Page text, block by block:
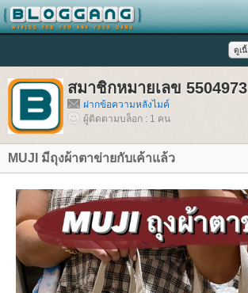
สมาชิกหมายเลข 5504973
ฝากข้อความหลังไมค์
ผู้ติดตามบล็อก : 1 คน
MUJI มีถุงผ้าตาข่ายกับเค้าแล้ว